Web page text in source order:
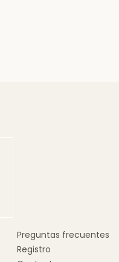
Preguntas frecuentes
Registro